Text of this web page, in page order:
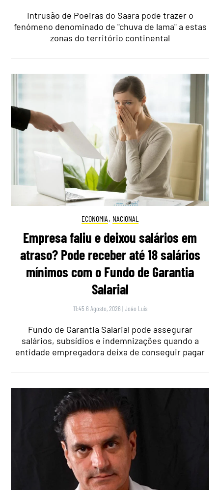
Intrusão de Poeiras do Saara pode trazer o
fenómeno denominado de "chuva de lama" a estas
zonas do território continental
ECONOMIA , NACIONAL
Empresa faliu e deixou salários em
atraso? Pode receber até 18 salários
mínimos com o Fundo de Garantia
Salarial
11:45 6 Agosto, 2026 |João Luís
Fundo de Garantia Salarial pode assegurar
salários, subsídios e indemnizações quando a
entidade empregadora deixa de conseguir pagar